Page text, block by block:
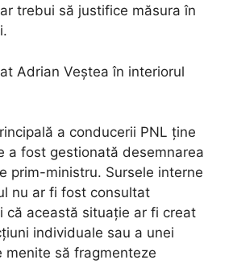
trebui să justifice măsura în
Adrian Veștea în interiorul
a conducerii PNL ține
a fost gestionată desemnarea
prim-ministru. Sursele interne
nu ar fi fost consultat
că această situație ar fi creat
individuale sau a unei
menite să fragmenteze